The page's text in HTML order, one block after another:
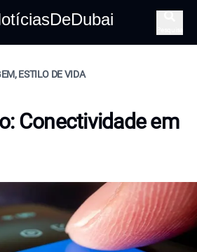
ESTILO DE VIDA
Conectividade em